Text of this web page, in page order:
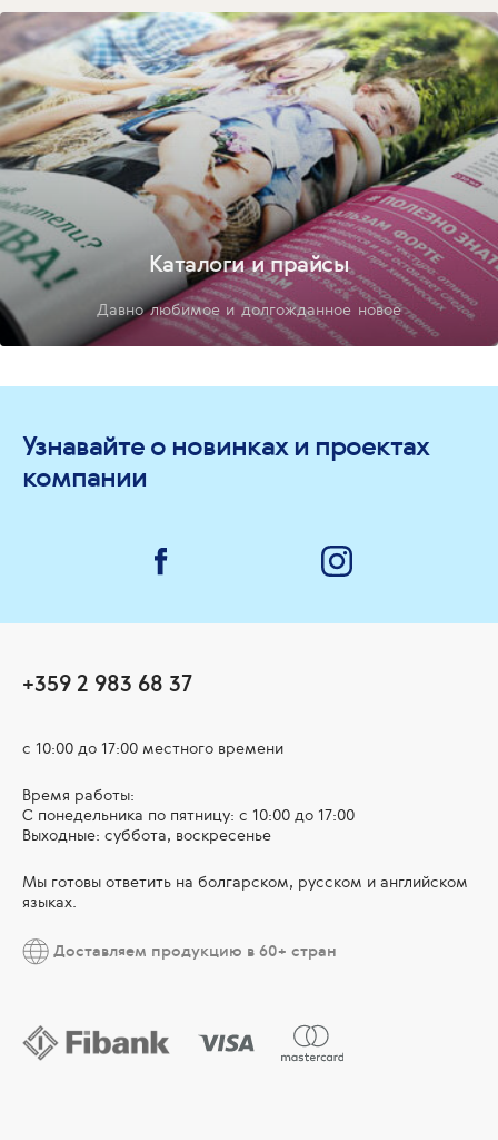
Каталоги и прайсы
Давно любимое и долгожданное новое
Узнавайте о новинках и проектах
компании
+359 2 983 68 37
с 10:00 до 17:00 местного времени
Время работы:
С понедельника по пятницу: с 10:00 до 17:00
Выходные: суббота, воскресенье
Мы готовы ответить на болгарском, русском и английском
языках.
Доставляем продукцию в 60+ стран